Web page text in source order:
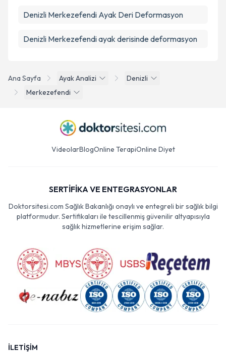
Ana Sayfa Ayak Analizi
Denizli
Merkezefendi
Denizli Merkezefendi Ayak Deri Deformasyon
Denizli Merkezefendi ayak derisinde deformasyon
VideolarBlogOnline TerapiOnline Diyet
SERTİFİKA VE ENTEGRASYONLAR
Doktorsitesi.com Sağlık Bakanlığı onaylı ve entegreli bir sağlık bilgi
platformudur. Sertifikaları ile tescillenmiş güvenilir altyapısıyla
sağlık hizmetlerine erişim sağlar.
İLETİŞİM